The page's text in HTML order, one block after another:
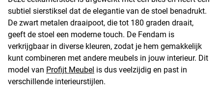
subtiel sierstiksel dat de elegantie van de stoel benadrukt.
De zwart metalen draaipoot, die tot 180 graden draait,
geeft de stoel een moderne touch. De Fendam is
verkrijgbaar in diverse kleuren, zodat je hem gemakkelijk
kunt combineren met andere meubels in jouw interieur. Dit
model van Profijt Meubel is dus veelzijdig en past in
verschillende interieurstijlen.